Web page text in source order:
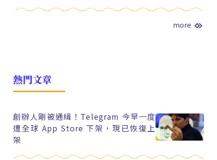
more
熱門文章
創辦人剛被通緝！Telegram 今早一度
遭全球 App Store 下架，現已恢復上
架